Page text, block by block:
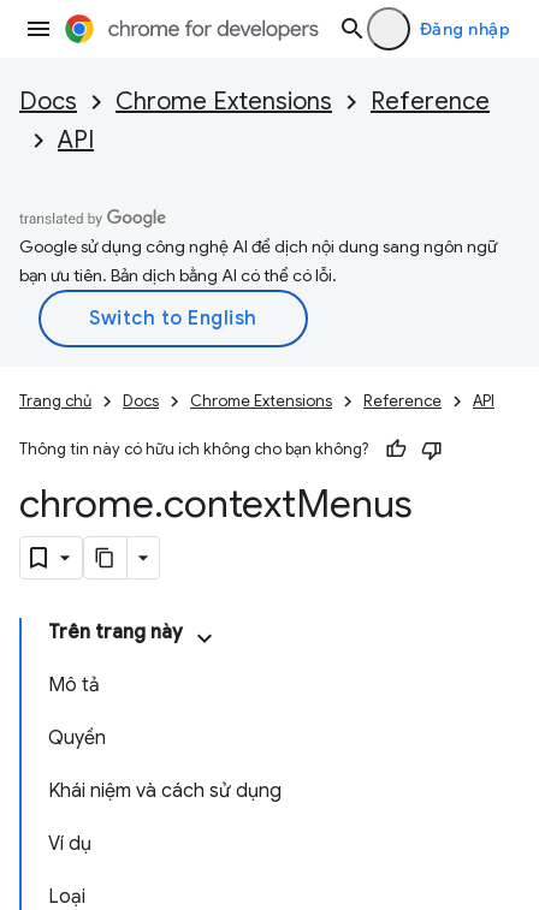
Đăng nhập
Docs Chrome Extensions
Reference
API
Google sử dụng công nghệ AI để dịch nội dung sang ngôn ngữ
bạn ưu tiên. Bản dịch bằng AI có thể có lỗi.
Trang chủ Docs Chrome Extensions Reference API
Thông tin này có hữu ích không cho bạn không?
chrome.contextMenus
Trên trang này
Mô tả
Quyền
Khái niệm và cách sử dụng
Ví dụ
Loại